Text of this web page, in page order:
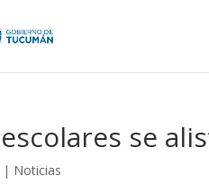
se
| Noticias